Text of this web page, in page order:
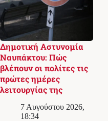
Δημοτική Αστυνομία
Ναυπάκτου: Πώς
βλέπουν οι πολίτες τις
πρώτες ημέρες
λειτουργίας της
7 Αυγούστου 2026,
18:34